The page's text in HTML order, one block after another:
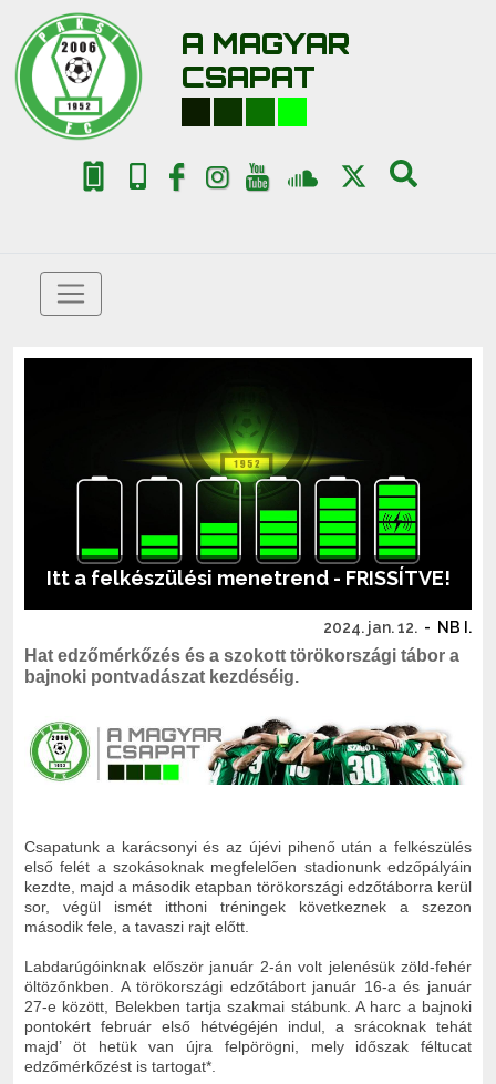
A MAGYAR
CSAPAT
Itt a felkészülési menetrend - FRISSÍTVE!
2024. jan. 12. - NB I.
Hat edzőmérkőzés és a szokott törökországi tábor a
bajnoki pontvadászat kezdéséig.
Csapatunk a karácsonyi és az újévi pihenő után a felkészülés
első felét a szokásoknak megfelelően stadionunk edzőpályáin
kezdte, majd a második etapban törökországi edzőtáborra kerül
sor, végül ismét itthoni tréningek következnek a szezon
második fele, a tavaszi rajt előtt.
Labdarúgóinknak először január 2-án volt jelenésük zöld-fehér
öltözőnkben. A törökországi edzőtábort január 16-a és január
27-e között, Belekben tartja szakmai stábunk. A harc a bajnoki
pontokért február első hétvégéjén indul, a srácoknak tehát
majd’ öt hetük van újra felpörögni, mely időszak féltucat
edzőmérkőzést is tartogat*.